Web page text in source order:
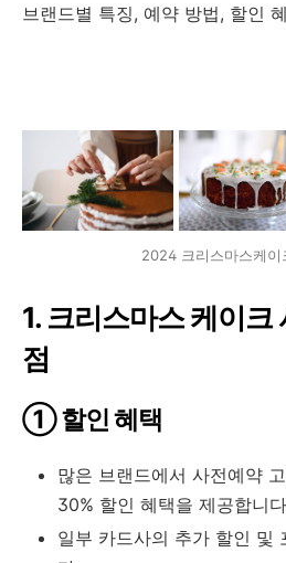
브랜드별 특징, 예약 방법, 할인
2024 크리스마스케이
1. 크리스마스 케이크
점
① 할인 혜택
많은 브랜드에서 사전예약
30% 할인 혜택을 제공합니
일부 카드사의 추가 할인 및